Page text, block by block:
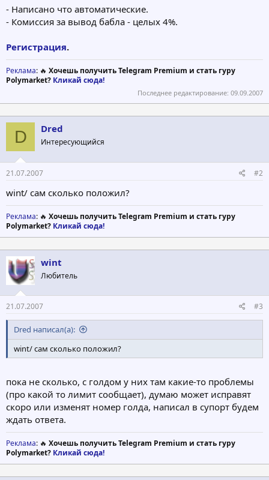
- Написано что автоматические.
- Комиссия за вывод бабла - целых 4%.
Регистрация.
Реклама: 🔥 Хочешь получить Telegram Premium и стать гуру
Polymarket? Кликай сюда!
Последнее редактирование: 09.09.2007
D Dred
Интересующийся
21.07.2007 #2
wint/ сам сколько положил?
Реклама: 🔥 Хочешь получить Telegram Premium и стать гуру
Polymarket? Кликай сюда!
wint
Любитель
21.07.2007 #3
Dred написал(а):
wint/ сам сколько положил?
пока не сколько, с голдом у них там какие-то проблемы
(про какой то лимит сообщает), думаю может исправят
скоро или изменят номер голда, написал в супорт будем
ждать ответа.
Реклама: 🔥 Хочешь получить Telegram Premium и стать гуру
Polymarket? Кликай сюда!